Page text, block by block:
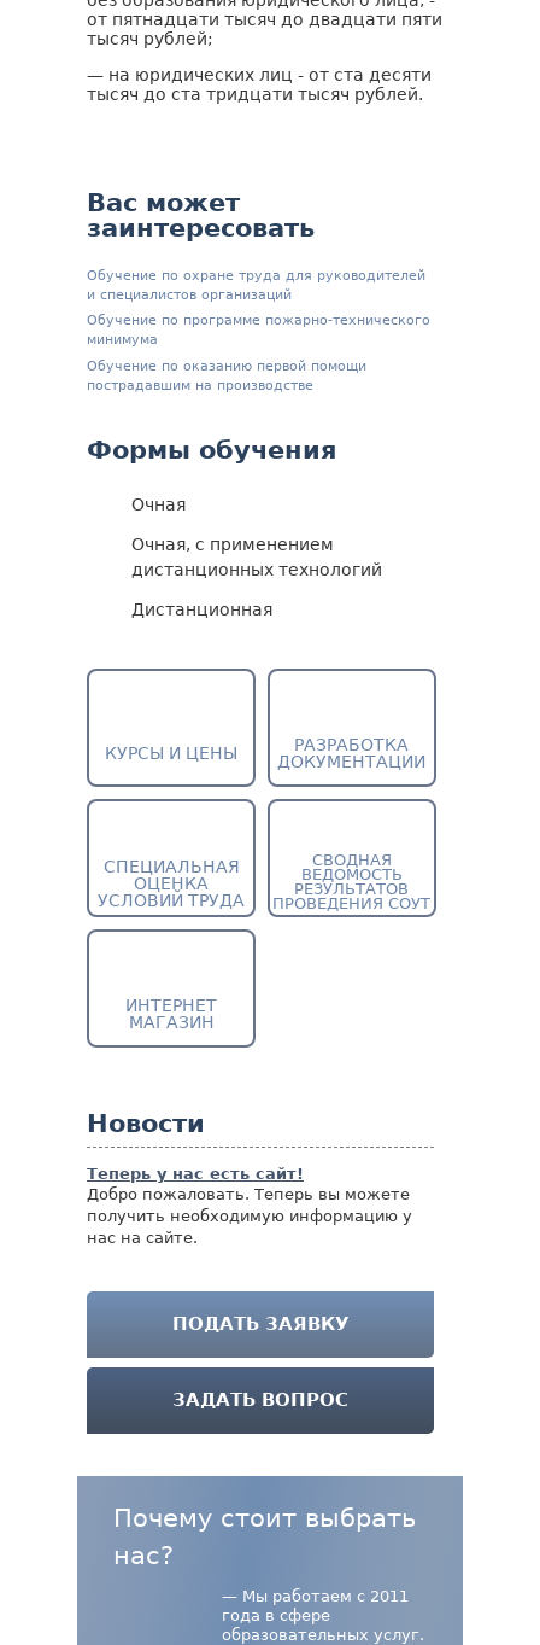
от пятнадцати тысяч до двадцати пяти
тысяч рублей;
— на юридических лиц - от ста десяти
тысяч до ста тридцати тысяч рублей.
Вас может
заинтересовать
Обучение по охране труда для руководителей
и специалистов организаций
Обучение по программе пожарно-технического
минимума
Обучение по оказанию первой помощи
пострадавшим на производстве
Формы обучения
Очная
Очная, с применением
дистанционных технологий
Дистанционная
КУРСЫ И ЦЕНЫ
РАЗРАБОТКА
ДОКУМЕНТАЦИИ
СПЕЦИАЛЬНАЯ
ОЦЕНКА
УСЛОВИЙ ТРУДА
СВОДНАЯ
ВЕДОМОСТЬ
РЕЗУЛЬТАТОВ
ПРОВЕДЕНИЯ СОУТ
ИНТЕРНЕТ
МАГАЗИН
Новости
Теперь у нас есть сайт!
Добро пожаловать. Теперь вы можете
получить необходимую информацию у
нас на сайте.
ПОДАТЬ ЗАЯВКУ
ЗАДАТЬ ВОПРОС
Почему стоит выбрать
нас?
— Мы работаем с 2011
года в сфере
образовательных услуг.